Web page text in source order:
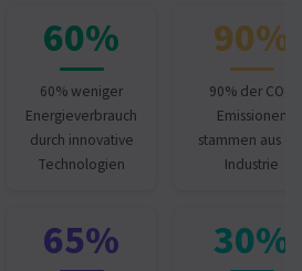
60%
60% weniger
Energieverbrauch
durch innovative
Technologien
90%
90% der CO₂-
Emissionen
stammen aus
Industrie
65% 30%